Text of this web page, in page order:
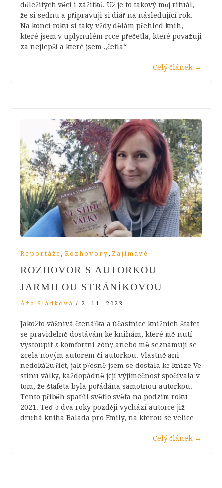
důležitých věcí i zážitků. Už je to takový můj rituál,
že si sednu a připravuji si diář na následující rok.
Na konci roku si taky vždy dělám přehled knih,
které jsem v uplynulém roce přečetla, které považuji
za nejlepší a které jsem „četla“…
Celý článek →
Reportáže , Rozhovory, Zajímavé
ROZHOVOR S AUTORKOU
JARMILOU STRÁNÍKOVOU
Áža Sládková / 2. 11. 2023
Jakožto vášnivá čtenářka a účastnice knižních štafet
se pravidelně dostávám ke knihám, které mě nutí
vystoupit z komfortní zóny anebo mě seznamují se
zcela novým autorem či autorkou. Vlastně ani
nedokážu říct, jak přesně jsem se dostala ke knize Ve
stínu války, každopádně její výjimečnost spočívala v
tom, že štafeta byla pořádána samotnou autorkou.
Tento příběh spatřil světlo světa na podzim roku
2021. Teď o dva roky později vychází autorce již
druhá kniha Balada pro Emily, na kterou se velice…
Celý článek →